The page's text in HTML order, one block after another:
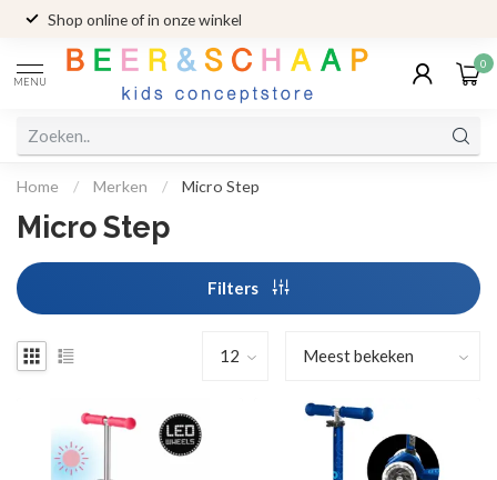
Shop online of in onze winkel
MENU
0
Home / Merken / Micro Step
Micro Step
Filters